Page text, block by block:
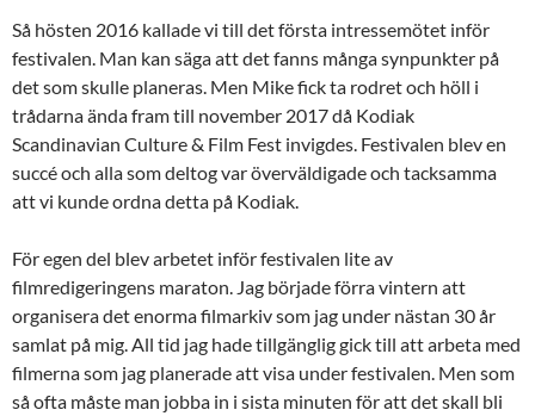
Så hösten 2016 kallade vi till det första intressemötet inför
festivalen. Man kan säga att det fanns många synpunkter på
det som skulle planeras. Men Mike fick ta rodret och höll i
trådarna ända fram till november 2017 då Kodiak
Scandinavian Culture & Film Fest invigdes. Festivalen blev en
succé och alla som deltog var överväldigade och tacksamma
att vi kunde ordna detta på Kodiak.
För egen del blev arbetet inför festivalen lite av
filmredigeringens maraton. Jag började förra vintern att
organisera det enorma filmarkiv som jag under nästan 30 år
samlat på mig. All tid jag hade tillgänglig gick till att arbeta med
filmerna som jag planerade att visa under festivalen. Men som
så ofta måste man jobba in i sista minuten för att det skall bli